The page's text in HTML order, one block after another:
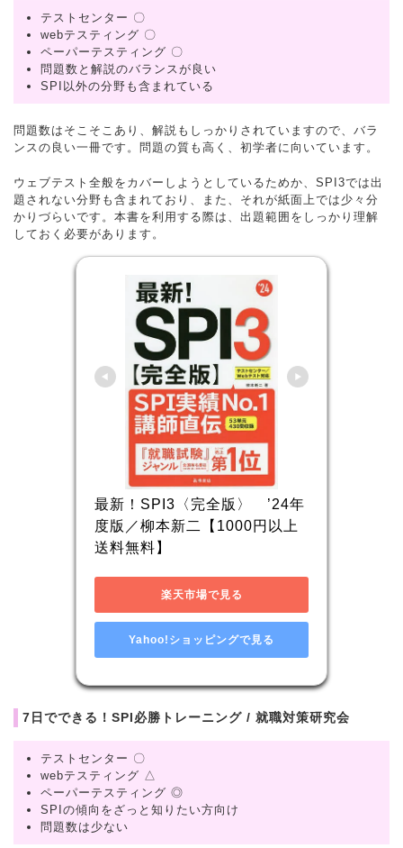
テストセンター 〇
webテスティング 〇
ペーパーテスティング 〇
問題数と解説のバランスが良い
SPI以外の分野も含まれている
問題数はそこそこあり、解説もしっかりされていますので、バラ
ンスの良い一冊です。問題の質も高く、初学者に向いています。
ウェブテスト全般をカバーしようとしているためか、SPI3では出
題されない分野も含まれており、また、それが紙面上では少々分
かりづらいです。本書を利用する際は、出題範囲をしっかり理解
しておく必要があります。
最新！SPI3〈完全版〉　’24年
度版／柳本新二【1000円以上
送料無料】
楽天市場で見る
Yahoo!ショッピングで見る
7日でできる！SPI必勝トレーニング / 就職対策研究会
テストセンター 〇
webテスティング △
ペーパーテスティング ◎
SPIの傾向をざっと知りたい方向け
問題数は少ない